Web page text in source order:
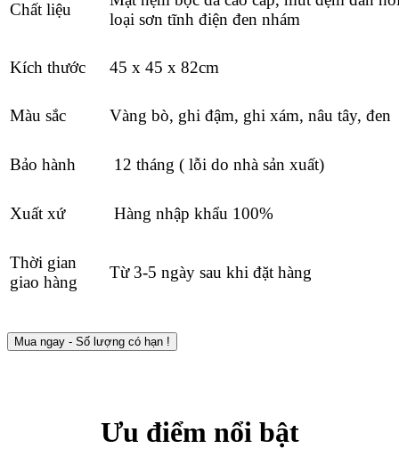
Chất liệu
loại sơn tĩnh điện đen nhám
Kích thước 45 x 45 x 82cm
Màu sắc Vàng bò, ghi đậm, ghi xám, nâu tây, đen
Bảo hành 12 tháng ( lỗi do nhà sản xuất)
Xuất xứ Hàng nhập khẩu 100%
Thời gian
giao hàng
Từ 3-5 ngày sau khi đặt hàng
Mua ngay - Số lượng có hạn !
Ưu điểm nổi bật